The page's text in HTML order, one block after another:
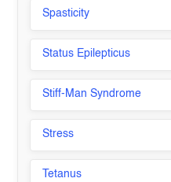
Spasticity
Status Epilepticus
Stiff-Man Syndrome
Stress
Tetanus